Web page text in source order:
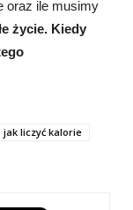
oraz ile musimy
życie. Kiedy
jak liczyć kalorie